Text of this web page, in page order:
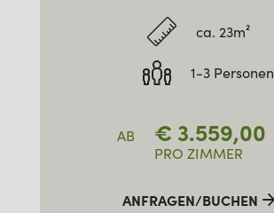
ca. 23m²
1-3 Personen
AB € 3.559,00
PRO ZIMMER
ANFRAGEN/BUCHEN